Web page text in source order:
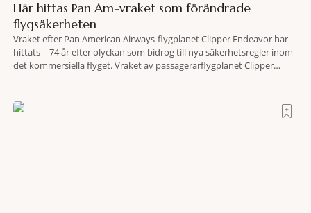
Här hittas Pan Am-vraket som förändrade
flygsäkerheten
Vraket efter Pan American Airways-flygplanet Clipper Endeavor har
hittats – 74 år efter olyckan som bidrog till nya säkerhetsregler inom
det kommersiella flyget. Vraket av passagerarflygplanet Clipper
lokaliserades den 2 juni i år med hjälp